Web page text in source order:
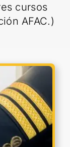
cursos
AFAC.)